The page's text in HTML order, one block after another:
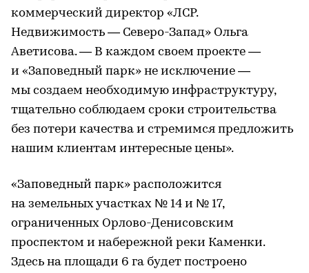
коммерческий директор «ЛСР.
Недвижимость — Северо-Запад» Ольга
Аветисова. — В каждом своем проекте —
и «Заповедный парк» не исключение —
мы создаем необходимую инфраструктуру,
тщательно соблюдаем сроки строительства
без потери качества и стремимся предложить
нашим клиентам интересные цены».
«Заповедный парк» расположится
на земельных участках № 14 и № 17,
ограниченных Орлово-Денисовским
проспектом и набережной реки Каменки.
Здесь на площади 6 га будет построено